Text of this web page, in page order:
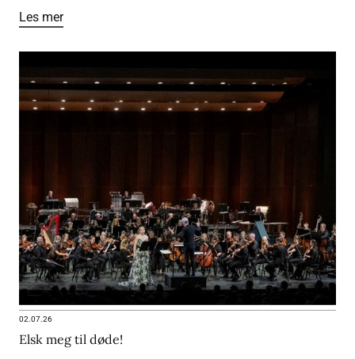
Les mer
02.07.26
Elsk meg til døde!